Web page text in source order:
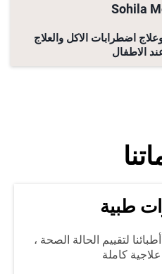
Sohila
اضطرابات الاكل والعلاج
الاطفال
طبية
لتقييم الحالة الصحة ،
كاملة